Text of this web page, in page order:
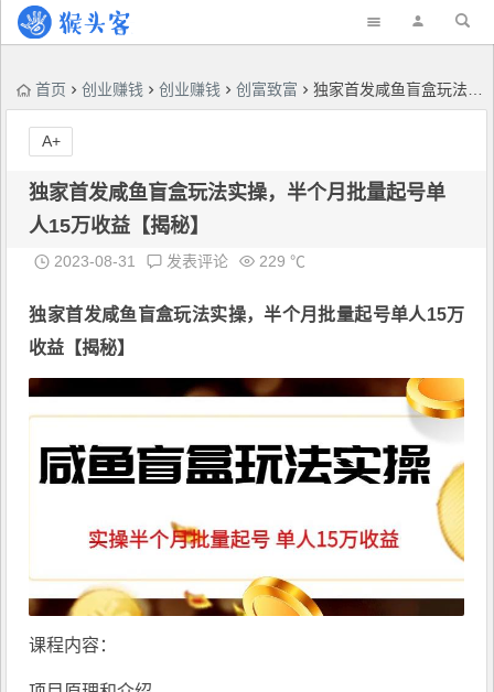
首页 创业赚钱 创业赚钱 创富致富 独家首发咸鱼盲盒玩法实操，半个月批量起号单人15万收益【揭秘】
独家首发咸鱼盲盒玩法实操，半个月批量起号单
人15万收益【揭秘】
2023-08-31 发表评论 229 ℃
独家首发咸鱼盲盒玩法实操，半个月批量起号单人15万
收益【揭秘】
课程内容：
A+